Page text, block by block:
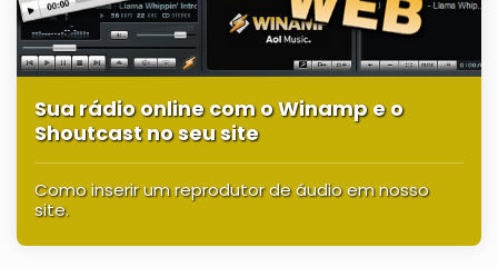
Sua rádio online com o Winamp e o
Shoutcast no seu site
Como inserir um reprodutor de áudio em nosso
site.